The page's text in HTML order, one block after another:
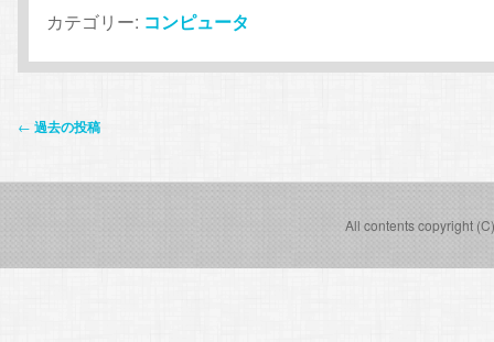
カテゴリー: コンピュータ
投
ナ
← 過去の投稿
All contents copyright